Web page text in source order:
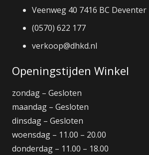
Veenweg 40 7416 BC Deventer
(0570) 622 177
verkoop@dhkd.nl
Openingstijden Winkel
zondag – Gesloten
maandag – Gesloten
dinsdag – Gesloten
woensdag – 11.00 – 20.00
donderdag – 11.00 – 18.00